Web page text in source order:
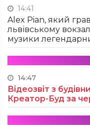
14:41
Alex Pian, який
львівському
музики
14:47
Відеозвіт з
Креатор-Буд за